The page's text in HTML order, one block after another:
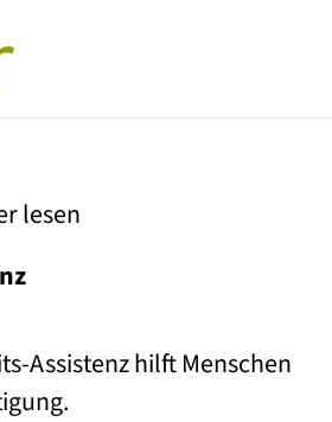
lesen
Assistenz hilft Menschen